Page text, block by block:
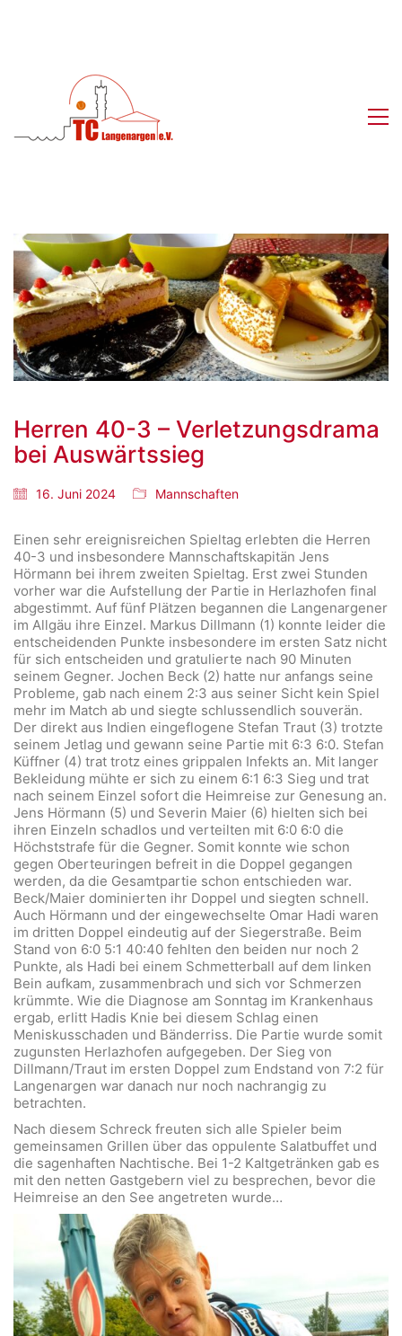
Herren 40-3 – Verletzungsdrama
bei Auswärtssieg
16. Juni 2024 Mannschaften
Einen sehr ereignisreichen Spieltag erlebten die Herren
40-3 und insbesondere Mannschaftskapitän Jens
Hörmann bei ihrem zweiten Spieltag. Erst zwei Stunden
vorher war die Aufstellung der Partie in Herlazhofen final
abgestimmt. Auf fünf Plätzen begannen die Langenargener
im Allgäu ihre Einzel. Markus Dillmann (1) konnte leider die
entscheidenden Punkte insbesondere im ersten Satz nicht
für sich entscheiden und gratulierte nach 90 Minuten
seinem Gegner. Jochen Beck (2) hatte nur anfangs seine
Probleme, gab nach einem 2:3 aus seiner Sicht kein Spiel
mehr im Match ab und siegte schlussendlich souverän.
Der direkt aus Indien eingeflogene Stefan Traut (3) trotzte
seinem Jetlag und gewann seine Partie mit 6:3 6:0. Stefan
Küffner (4) trat trotz eines grippalen Infekts an. Mit langer
Bekleidung mühte er sich zu einem 6:1 6:3 Sieg und trat
nach seinem Einzel sofort die Heimreise zur Genesung an.
Jens Hörmann (5) und Severin Maier (6) hielten sich bei
ihren Einzeln schadlos und verteilten mit 6:0 6:0 die
Höchststrafe für die Gegner. Somit konnte wie schon
gegen Oberteuringen befreit in die Doppel gegangen
werden, da die Gesamtpartie schon entschieden war.
Beck/Maier dominierten ihr Doppel und siegten schnell.
Auch Hörmann und der eingewechselte Omar Hadi waren
im dritten Doppel eindeutig auf der Siegerstraße. Beim
Stand von 6:0 5:1 40:40 fehlten den beiden nur noch 2
Punkte, als Hadi bei einem Schmetterball auf dem linken
Bein aufkam, zusammenbrach und sich vor Schmerzen
krümmte. Wie die Diagnose am Sonntag im Krankenhaus
ergab, erlitt Hadis Knie bei diesem Schlag einen
Meniskusschaden und Bänderriss. Die Partie wurde somit
zugunsten Herlazhofen aufgegeben. Der Sieg von
Dillmann/Traut im ersten Doppel zum Endstand von 7:2 für
Langenargen war danach nur noch nachrangig zu
betrachten.
Nach diesem Schreck freuten sich alle Spieler beim
gemeinsamen Grillen über das oppulente Salatbuffet und
die sagenhaften Nachtische. Bei 1-2 Kaltgetränken gab es
mit den netten Gastgebern viel zu besprechen, bevor die
Heimreise an den See angetreten wurde…